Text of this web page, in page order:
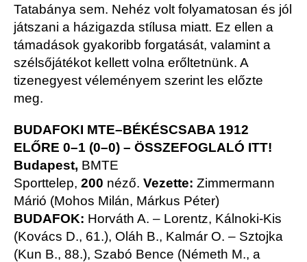
Tatabánya sem. Nehéz volt folyamatosan és jól
játszani a házigazda stílusa miatt. Ez ellen a
támadások gyakoribb forgatását, valamint a
szélsőjátékot kellett volna erőltetnünk. A
tizenegyest véleményem szerint les előzte
meg.
BUDAFOKI MTE–BÉKÉSCSABA 1912
ELŐRE 0–1 (0–0) – ÖSSZEFOGLALÓ ITT!
Budapest, BMTE
Sporttelep, 200 néző. Vezette: Zimmermann
Márió (Mohos Milán, Márkus Péter)
BUDAFOK: Horváth A. – Lorentz, Kálnoki-Kis
(Kovács D., 61.), Oláh B., Kalmár O. – Sztojka
(Kun B., 88.), Szabó Bence (Németh M., a